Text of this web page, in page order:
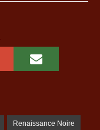
Renaissance Noire